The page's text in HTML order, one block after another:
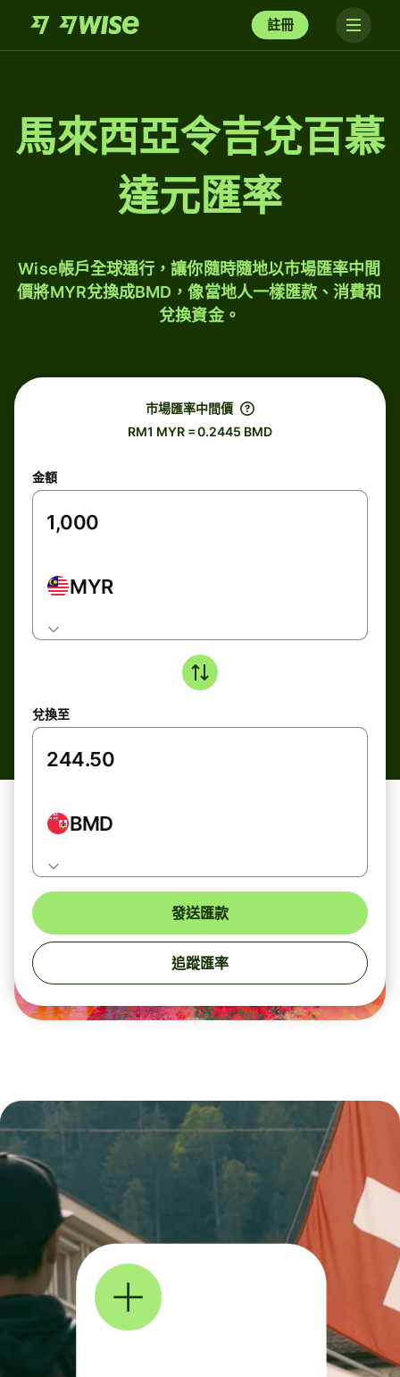
註冊
馬來西亞令吉兌百慕
達元匯率
Wise帳戶全球通行，讓你隨時隨地以市場匯率中間
價將MYR兌換成BMD，像當地人一樣匯款、消費和
兌換資金。
市場匯率中間價
RM1 MYR = 0.2445 BMD
金額
MYR
兌換至
BMD
發送匯款
追蹤匯率